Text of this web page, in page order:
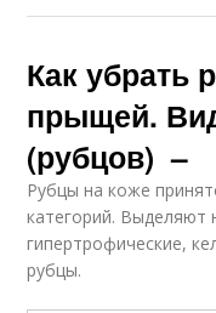
Как убрать
прыщей.
(рубцов) –
Рубцы на коже
категорий. Выделяют
гипертрофические,
рубцы.